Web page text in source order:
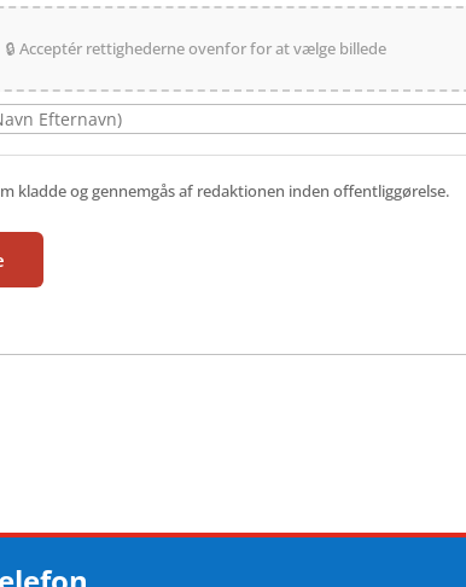
🔒 Acceptér rettighederne ovenfor for at vælge billede
kladde og gennemgås af redaktionen inden offentliggørelse.